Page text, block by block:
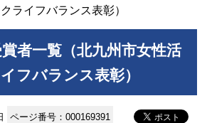
ライフバランス表彰）
者一覧（北九州市女性活
フバランス表彰）
ページ番号：000169391